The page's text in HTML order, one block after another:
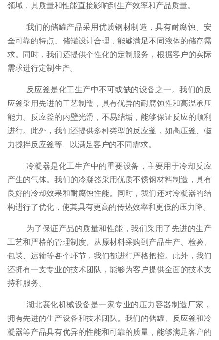
领域，其质量和性能直接影响到生产效率和产品质量。
我们的储罐产品采用优质钢材制造，具有耐腐蚀、安
全可靠的特点。储罐设计合理，能够满足不同液体的储存需
求。同时，我们还提供个性化的定制服务，根据客户的实际
需求进行定制生产。
反应釜是化工生产中不可或缺的设备之一。我们的反
应釜采用先进的工艺制造，具有优异的耐腐蚀性和高温承压
能力。反应釜的内壁光滑，不易结垢，能够保证反应的顺利
进行。此外，我们还提供多种类型的反应釜，如高压釜、磁
力搅拌反应釜等，以满足客户的不同需求。
冷凝器是化工生产中的重要设备，主要用于冷却反应
产生的气体。我们的冷凝器采用优质不锈钢材料制造，具有
良好的冷却效果和耐腐蚀性能。同时，我们还对冷凝器的结
构进行了优化，使其具有更高的传热效率和更低的压力降。
为了保证产品的质量和性能，我们采用了先进的生产
工艺和严格的管理制度。从原材料采购到产品生产、检验、
包装、运输等各个环节，我们都进行严格把控。此外，我们
还拥有一支专业的技术团队，能够为客户提供全面的技术支
持和服务。
湖北襄化机械设备是一家专业的压力容器制造厂家，
拥有先进的生产设备和技术团队。我们的储罐、反应釜和冷
凝器等产品具有优异的性能和可靠的质量，能够满足客户的